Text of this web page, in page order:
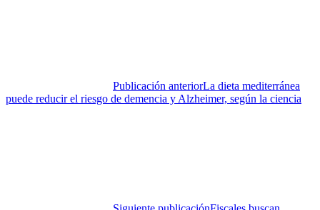
Publicación anteriorLa dieta mediterránea
puede reducir el riesgo de demencia y Alzheimer, según la ciencia